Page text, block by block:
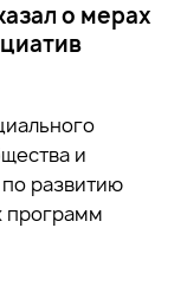
о мерах
и
по развитию
программ